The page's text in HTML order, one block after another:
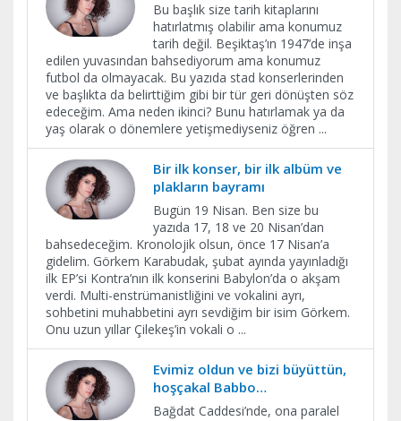
Bu başlık size tarih kitaplarını
hatırlatmış olabilir ama konumuz
tarih değil. Beşiktaş’ın 1947’de inşa
edilen yuvasından bahsediyorum ama konumuz
futbol da olmayacak. Bu yazıda stad konserlerinden
ve başlıkta da belirttiğim gibi bir tür geri dönüşten söz
edeceğim. Ama neden ikinci? Bunu hatırlamak ya da
yaş olarak o dönemlere yetişmediyseniz öğren ...
Bir ilk konser, bir ilk albüm ve
plakların bayramı
Bugün 19 Nisan. Ben size bu
yazıda 17, 18 ve 20 Nisan’dan
bahsedeceğim. Kronolojik olsun, önce 17 Nisan’a
gidelim. Görkem Karabudak, şubat ayında yayınladığı
ilk EP’si Kontra’nın ilk konserini Babylon’da o akşam
verdi. Multi-enstrümanistliğini ve vokalini ayrı,
sohbetini muhabbetini ayrı sevdiğim bir isim Görkem.
Onu uzun yıllar Çilekeş’in vokali o ...
Evimiz oldun ve bizi büyüttün,
hoşçakal Babbo…
Bağdat Caddesi’nde, ona paralel